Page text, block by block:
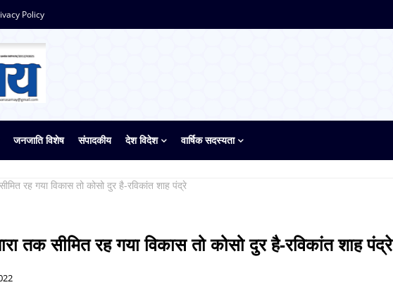
Policy
जनजाति विशेष संपादकीय देश विदेश वार्षिक सदस्यता
रह गया विकास तो कोसो दुर है-रविकांत शाह पंद्रे
तक सीमित रह गया विकास तो कोसो दुर है-रविकांत शाह पंद्रे